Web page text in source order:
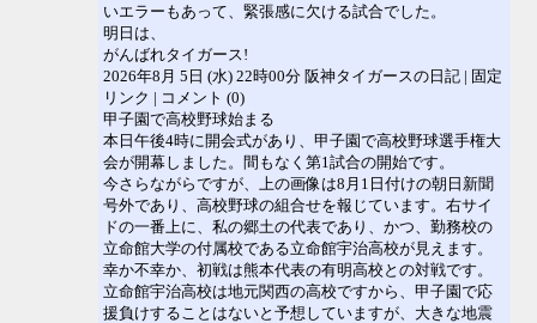
いエラーもあって、緊張感に欠ける試合でした。
明日は、
がんばれタイガース!
2026年8月 5日 (水) 22時00分 阪神タイガースの日記 | 固定
リンク | コメント (0)
甲子園で高校野球始まる
本日午後4時に開会式があり、甲子園で高校野球選手権大
会が開幕しました。間もなく第1試合の開始です。
今さらながらですが、上の画像は8月1日付けの朝日新聞
号外であり、高校野球の組合せを報じています。右サイ
ドの一番上に、私の郷土の代表であり、かつ、勤務校の
立命館大学の付属校である立命館宇治高校が見えます。
幸か不幸か、初戦は熊本代表の有明高校との対戦です。
立命館宇治高校は地元関西の高校ですから、甲子園で応
援負けすることはないと予想していますが、大きな地震